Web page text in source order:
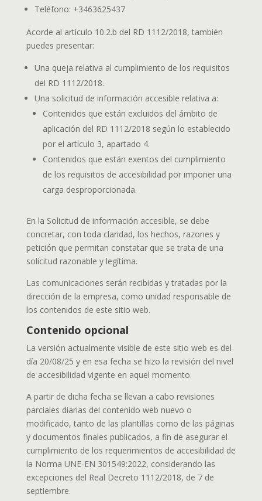
Teléfono: +3463625437
Acorde al artículo 10.2.b del RD 1112/2018, también
puedes presentar:
Una queja relativa al cumplimiento de los requisitos
del RD 1112/2018.
Una solicitud de información accesible relativa a:
Contenidos que están excluidos del ámbito de
aplicación del RD 1112/2018 según lo establecido
por el artículo 3, apartado 4.
Contenidos que están exentos del cumplimiento
de los requisitos de accesibilidad por imponer una
carga desproporcionada.
En la Solicitud de información accesible, se debe
concretar, con toda claridad, los hechos, razones y
petición que permitan constatar que se trata de una
solicitud razonable y legítima.
Las comunicaciones serán recibidas y tratadas por la
dirección de la empresa, como unidad responsable de
los contenidos de este sitio web.
Contenido opcional
La versión actualmente visible de este sitio web es del
día 20/08/25 y en esa fecha se hizo la revisión del nivel
de accesibilidad vigente en aquel momento.
A partir de dicha fecha se llevan a cabo revisiones
parciales diarias del contenido web nuevo o
modificado, tanto de las plantillas como de las páginas
y documentos finales publicados, a fin de asegurar el
cumplimiento de los requerimientos de accesibilidad de
la Norma UNE-EN 301549:2022, considerando las
excepciones del Real Decreto 1112/2018, de 7 de
septiembre.